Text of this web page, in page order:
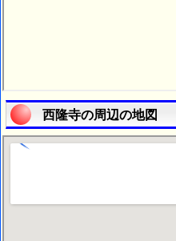
西隆寺の周辺の地図